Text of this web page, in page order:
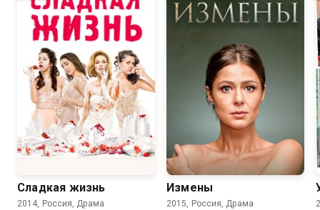
7.8 7.0
Сладкая жизнь
2014, Россия, Драма
8.0 7.2
Измены
2015, Россия, Драма